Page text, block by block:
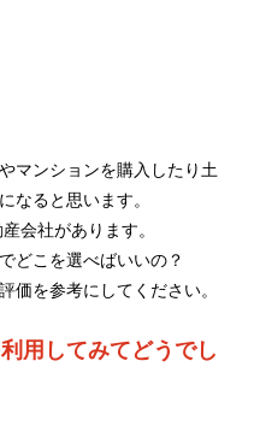
マンションを購入したり土
なると思います。
会社があります。
どこを選べばいいの？
価を参考にしてください。
用してみてどうでし